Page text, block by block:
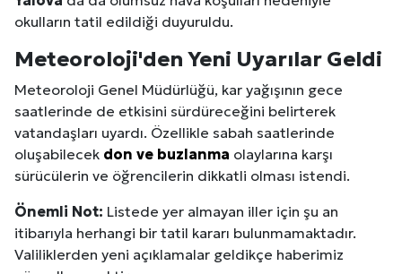
okulların tatil edildiği duyuruldu.
Meteoroloji'den Yeni Uyarılar Geldi
Meteoroloji Genel Müdürlüğü, kar yağışının gece
saatlerinde de etkisini sürdüreceğini belirterek
vatandaşları uyardı. Özellikle sabah saatlerinde
oluşabilecek don ve buzlanma olaylarına karşı
sürücülerin ve öğrencilerin dikkatli olması istendi.
Önemli Not: Listede yer almayan iller için şu an
itibarıyla herhangi bir tatil kararı bulunmamaktadır.
Valiliklerden yeni açıklamalar geldikçe haberimiz
Site İçi (On-Page) SEO Hizmeti: Web Sitenizin